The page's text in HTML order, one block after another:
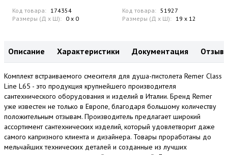
Код товара: 174354
Размеры (Д x Ш): 0 x 0
Код товара: 51927
Размеры (Д x Ш): 19 x 12
Описание Характеристики Документация
Комплект встраиваемого смесителя для душа-пистолета Remer Class
Line L65 - это продукция крупнейшего производителя
сантехнического оборудования и изделий в Италии. Бренд Remer
уже известен не только в Европе, благодаря большому количеству
положительным отзывам. Производитель предлагает широкий
ассортимент сантехнических изделий, который удовлетворит даже
самого капризного клиента и дизайнера. Товары проработаны до
мельчайших технических деталей и созданные из лучших